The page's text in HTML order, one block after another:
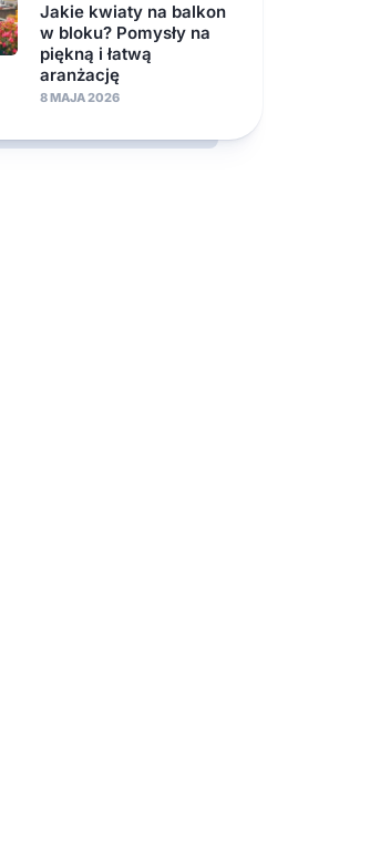
Jakie kwiaty na balkon
w bloku? Pomysły na
piękną i łatwą
aranżację
8 MAJA 2026